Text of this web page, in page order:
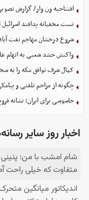
افتتاحیه ون وار/ گزارش
تست مخفیانه پدافند اسرائیل
شروع درخشان مهاجم نفت
واکنش حشد شعبی به اتهام‌
کمال شرف توافق مکه را به
چگونه از مزاحم تلفنی و
جاسوسی برای ایران؛ نشانه